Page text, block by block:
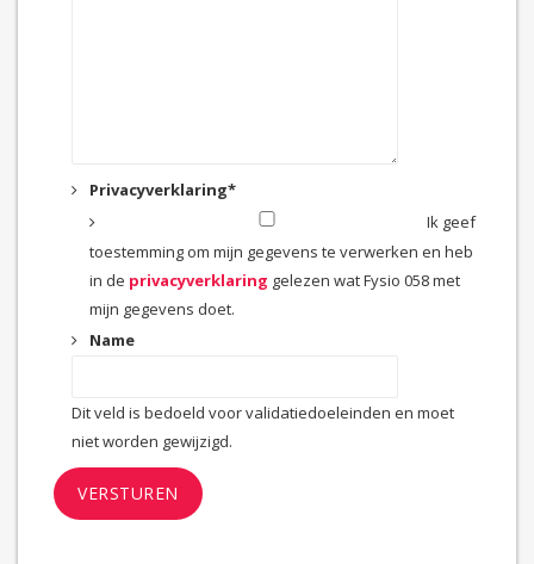
Privacyverklaring*
Ik geef
toestemming om mijn gegevens te verwerken en heb
in de privacyverklaring gelezen wat Fysio 058 met
mijn gegevens doet.
Name
Dit veld is bedoeld voor validatiedoeleinden en moet
niet worden gewijzigd.